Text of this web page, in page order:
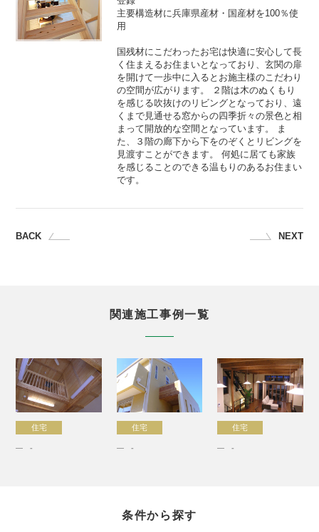
主要構造材に兵庫県産材・国産材を100％使
用
国残材にこだわったお宅は快適に安心して長
く住まえるお住まいとなっており、玄関の扉
を開けて一歩中に入るとお施主様のこだわり
の空間が広がります。 ２階は木のぬくもり
を感じる吹抜けのリビングとなっており、遠
くまで見通せる窓からの四季折々の景色と相
まって開放的な空間となっています。 ま
た、３階の廊下から下をのぞくとリビングを
見渡すことができます。 何処に居ても家族
を感じることのできる温もりのあるお住まい
です。
BACK NEXT
関連施工事例一覧
住宅
-
住宅
-
住宅
-
条件から探す